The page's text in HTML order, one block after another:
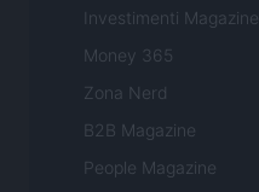
Investimenti Magazine
Money 365
Zona Nerd
B2B Magazine
People Magazine